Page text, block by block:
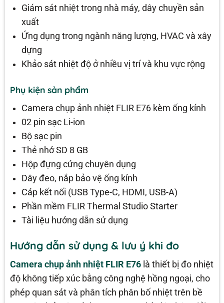
Giám sát nhiệt trong nhà máy, dây chuyền sản
xuất
Ứng dụng trong ngành năng lượng, HVAC và xây
dựng
Khảo sát nhiệt độ ở nhiều vị trí và khu vực rộng
Phụ kiện sản phẩm
Camera chụp ảnh nhiệt FLIR E76 kèm ống kính
02 pin sạc Li-ion
Bộ sạc pin
Thẻ nhớ SD 8 GB
Hộp đựng cứng chuyên dụng
Dây đeo, nắp bảo vệ ống kính
Cáp kết nối (USB Type-C, HDMI, USB-A)
Phần mềm FLIR Thermal Studio Starter
Tài liệu hướng dẫn sử dụng
Hướng dẫn sử dụng & lưu ý khi đo
Camera chụp ảnh nhiệt FLIR E76là thiết bị đo nhiệt
độ không tiếp xúc bằng công nghệ hồng ngoại, cho
phép quan sát và phân tích phân bố nhiệt trên bề